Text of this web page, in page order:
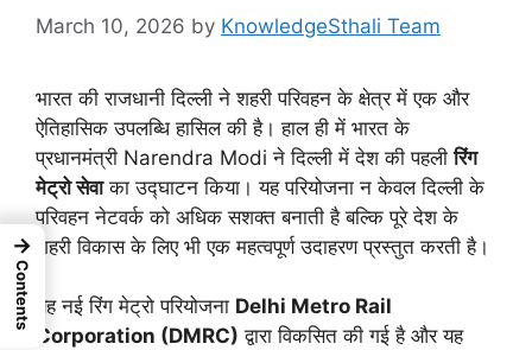
March 10, 2026 by KnowledgeSthali Team
भारत की राजधानी दिल्ली ने शहरी परिवहन के क्षेत्र में एक और
ऐतिहासिक उपलब्धि हासिल की है। हाल ही में भारत के
प्रधानमंत्री Narendra Modi ने दिल्ली में देश की पहलीरिंग
मेट्रो सेवाका उद्घाटन किया। यह परियोजना न केवल दिल्ली के
परिवहन नेटवर्क को अधिक सशक्त बनाती है बल्कि पूरे देश के
शहरी विकास के लिए भी एक महत्वपूर्ण उदाहरण प्रस्तुत करती है।
यह नई रिंग मेट्रो परियोजना Delhi Metro Rail
Corporation (DMRC) द्वारा विकसित की गई है और यह
→
Contents